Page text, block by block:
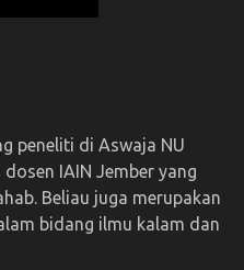
peneliti di Aswaja NU
IAIN Jember yang
Beliau juga merupakan
bidang ilmu kalam dan